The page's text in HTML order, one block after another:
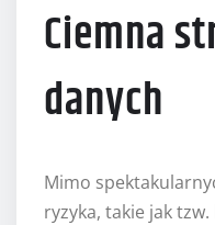
Ciemna
danych
Mimo
ryzyka, takie jak